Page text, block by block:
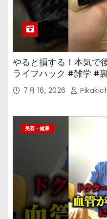
やると損する！本気で
ライフハック #雑学 #
7月 16, 2026
美容・健康